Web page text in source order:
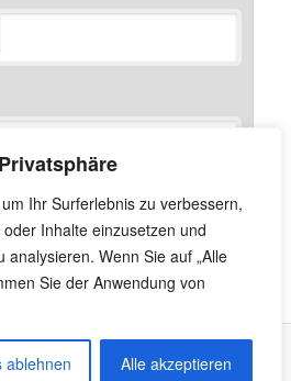
Ihr Surferlebnis zu verbessern,
Inhalte einzusetzen und
analysieren. Wenn Sie auf „Alle
Sie der Anwendung von
ablehnen Alle akzeptieren
und Website in diesem Browser
speichern.